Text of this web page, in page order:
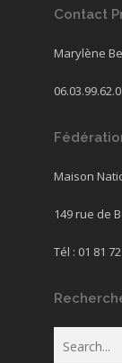
Contact
Marylène
Maison
149 rue de
Tél : 01 81